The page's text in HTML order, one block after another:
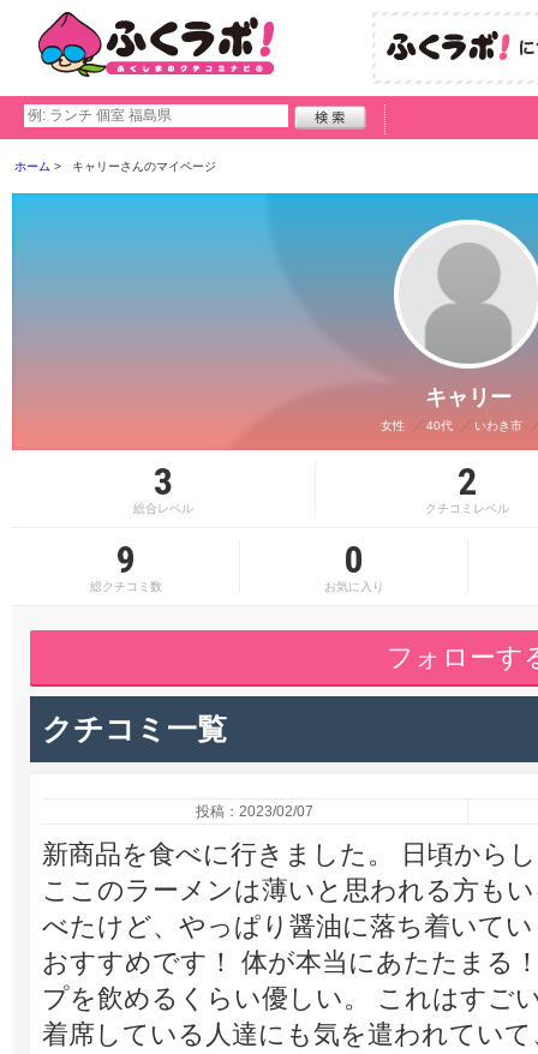
ホーム キャリーさんのマイページ
キャリー
女性 40代 いわき市
3
総合レベル
2
クチコミレベル
9
総クチコミ数
0
お気に入り
フォローす
クチコミ一覧
投稿：2023/02/07
新商品を食べに行きました。 日頃から
ここのラーメンは薄いと思われる方も
べたけど、やっぱり醤油に落ち着いて
おすすめです！ 体が本当にあたたまる
プを飲めるくらい優しい。 これはすご
着席している人達にも気を遣われてい